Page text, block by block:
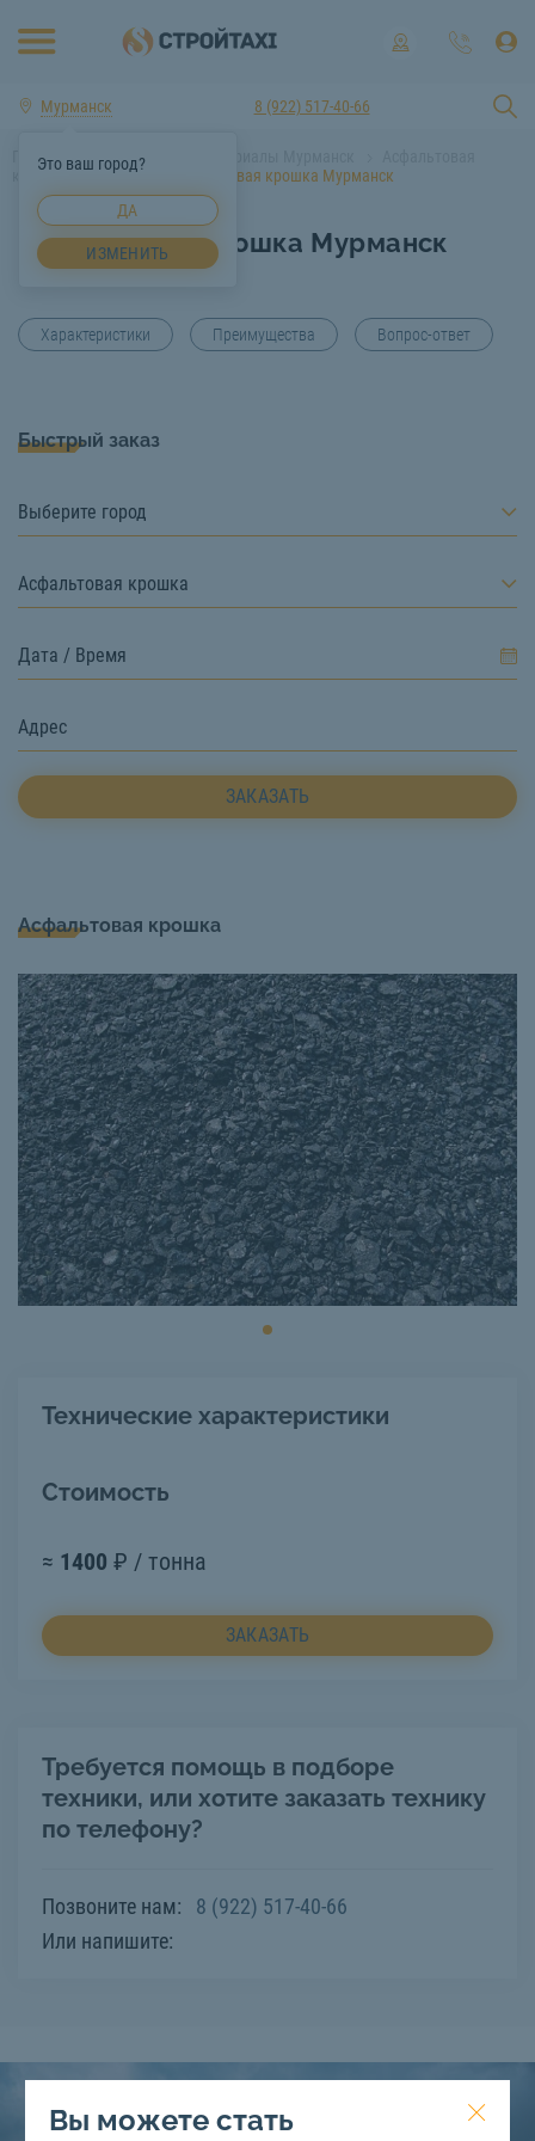
Мурманск
Это ваш город?
ДА
ИЗМЕНИТЬ
8 (922) 517-40-66
Главная Строительные материалы Мурманск
крошка Мурманск
Асфальтовая крошка Мурманск
Асфальтовая крошка Мурманск
Характеристики Преимущества Вопрос-ответ
Быстрый заказ
Выберите город
Асфальтовая крошка
ЗАКАЗАТЬ
Асфальтовая крошка
Технические характеристики
Стоимость
≈ 1400 ₽ / тонна
ЗАКАЗАТЬ
Требуется помощь в подборе
техники, или хотите заказать технику
по телефону?
Позвоните нам:
8 (922) 517-40-66
Или напишите:
Вы можете стать